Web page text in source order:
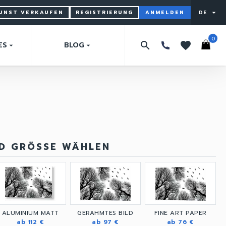
VERKAUFEN REGISTRIERUNG ANMELDEN DE arrow_drop_down
arrow_drop_down BLOG arrow_drop_down search favorites
0
GRÖSSE WÄHLEN
ALUMINIUM MATT
ab 112 €
GERAHMTES BILD
ab 97 €
FINE ART PAPER
ab 76 €